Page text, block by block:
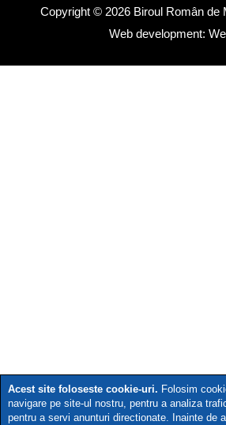
Copyright © 2026 Biroul Român de
Web development:
Acest site foloseste cookie-uri. Folosim
navigare pe site-ul nostru, pentru a analiza
pentru a servi anunturi directionate. Inainte de